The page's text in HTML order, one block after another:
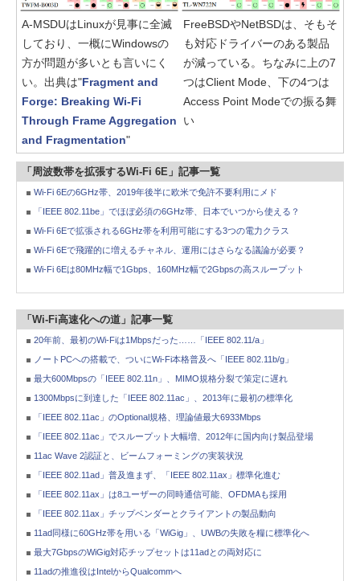
A-MSDUはLinuxが見事に全滅
しており、一概にWindowsの
方が問題が多いとも言いにく
い。出典は"Fragment and
Forge: Breaking Wi-Fi
Through Frame Aggregation
and Fragmentation"
FreeBSDやNetBSDは、そもそ
も対応ドライバーのある製品
が減っている。ちなみに上の7
つはClient Mode、下の4つは
Access Point Modeでの振る舞
い
「周波数帯を拡張するWi-Fi 6E」記事一覧
Wi-Fi 6Eの6GHz帯、2019年後半に欧米で免許不要利用にメド
「IEEE 802.11be」でほぼ必須の6GHz帯、日本でいつから使える？
Wi-Fi 6Eで拡張される6GHz帯を利用可能にする3つの電力クラス
Wi-Fi 6Eで飛躍的に増えるチャネル、運用にはさらなる議論が必要？
Wi-Fi 6Eは80MHz幅で1Gbps、160MHz幅で2Gbpsの高スループット
「Wi-Fi高速化への道」記事一覧
20年前、最初のWi-Fiは1Mbpsだった……「IEEE 802.11/a」
ノートPCへの搭載で、ついにWi-Fi本格普及へ「IEEE 802.11b/g」
最大600Mbpsの「IEEE 802.11n」、MIMO規格分裂で策定に遅れ
1300Mbpsに到達した「IEEE 802.11ac」、2013年に最初の標準化
「IEEE 802.11ac」のOptional規格、理論値最大6933Mbps
「IEEE 802.11ac」でスループット大幅増、2012年に国内向け製品登場
11ac Wave 2認証と、ビームフォーミングの実装状況
「IEEE 802.11ad」普及進まず、「IEEE 802.11ax」標準化進む
「IEEE 802.11ax」は8ユーザーの同時通信可能、OFDMAも採用
「IEEE 802.11ax」チップベンダーとクライアントの製品動向
11ad同様に60GHz帯を用いる「WiGig」、UWBの失敗を糧に標準化へ
最大7GbpsのWiGig対応チップセットは11adとの両対応に
11adの推進役はIntelからQualcommへ